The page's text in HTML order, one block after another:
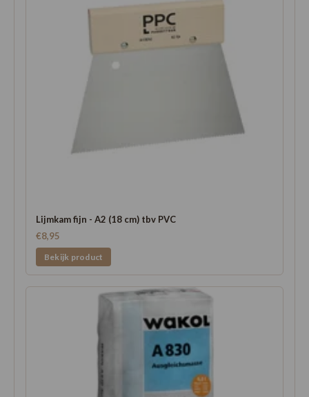
Lijmkam fijn - A2 (18 cm) tbv PVC
€8,95
Bekijk product